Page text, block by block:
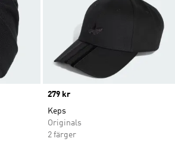
Price
279 kr
Keps
Originals
2 färger